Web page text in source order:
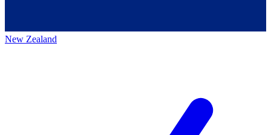
New Zealand